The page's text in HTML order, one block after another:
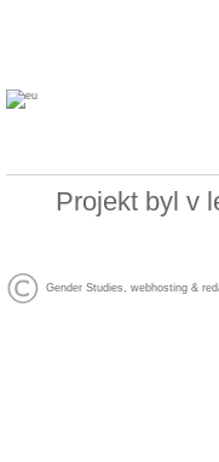
Projekt byl v
Gender Studies webhosting &